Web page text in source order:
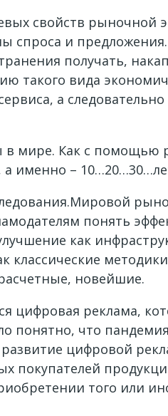
свойств рыночной
спроса и
получать,
вида
а
мире. Как с помощью
именно –
понять
как
классические
новейшие.
цифровая реклама,
понятно, что
цифровой
покупателей
того или